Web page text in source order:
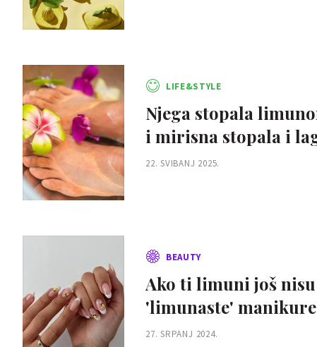
LIFE&STYLE
Njega stopala
i mirisna stopala i
22. SVIBANJ 2025.
BEAUTY
Ako ti limuni još
'limunaste' manikure
27. SRPANJ 2024.